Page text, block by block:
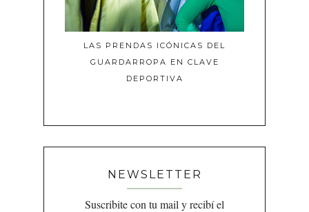
LAS PRENDAS ICÓNICAS DEL
GUARDARROPA EN CLAVE
DEPORTIVA
NEWSLETTER
Suscribite con tu mail y recibí el